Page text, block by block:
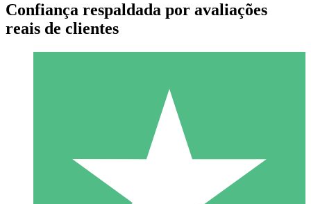
Pacotes de Créditos Individuais
Pague conforme o uso com créditos de download. Sem
Confiança respaldada por avaliações
reais de clientes